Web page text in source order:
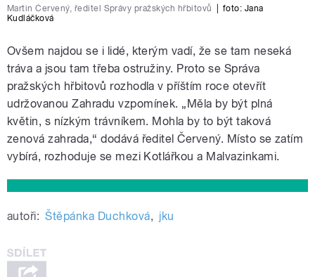
Martin Červený, ředitel Správy pražských hřbitovů foto: Jana
Kudláčková
Ovšem najdou se i lidé, kterým vadí, že se tam neseká
tráva a jsou tam třeba ostružiny. Proto se Správa
pražských hřbitovů rozhodla v příštím roce otevřít
udržovanou Zahradu vzpomínek. „Měla by být plná
květin, s nízkým trávníkem. Mohla by to být taková
zenová zahrada,“ dodává ředitel Červený. Místo se zatím
vybírá, rozhoduje se mezi Kotlářkou a Malvazinkami.
autoři: Štěpánka Duchková, jku